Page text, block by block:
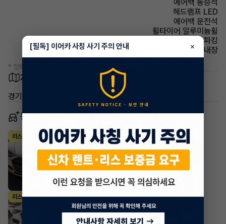
에어백 동승석
헤드램프 LED
에어백 운전석
휠타이어 알루미늄휠
파킹 전자식 파킹
스티어링휠 열선내장
* 정확한 정보는 판매자와 반드시 확인하시기 바랍니다.
차량 위치
경기 파주시 야당동
동일 차종 이어카
리스 아우디 A6
·
월1,189,503원 X 2개월
조회 409
리스 아우디 A6
2023년· 45 TFSI Premium
1,117,550원 X 23개월
[필독] 이어카 사칭 사기 주의 안내 ×